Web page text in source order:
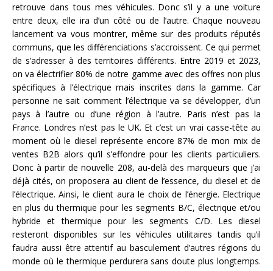
retrouve dans tous mes véhicules. Donc s’il y a une voiture
entre deux, elle ira d’un côté ou de l’autre. Chaque nouveau
lancement va vous montrer, même sur des produits réputés
communs, que les différenciations s’accroissent. Ce qui permet
de s’adresser à des territoires différents. Entre 2019 et 2023,
on va électrifier 80% de notre gamme avec des offres non plus
spécifiques à l’électrique mais inscrites dans la gamme. Car
personne ne sait comment l’électrique va se développer, d’un
pays à l’autre ou d’une région à l’autre. Paris n’est pas la
France. Londres n’est pas le UK. Et c’est un vrai casse-tête au
moment où le diesel représente encore 87% de mon mix de
ventes B2B alors qu’il s’effondre pour les clients particuliers.
Donc à partir de nouvelle 208, au-delà des marqueurs que j’ai
déjà cités, on proposera au client de l’essence, du diesel et de
l’électrique. Ainsi, le client aura le choix de l’énergie. Electrique
en plus du thermique pour les segments B/C, électrique et/ou
hybride et thermique pour les segments C/D. Les diesel
resteront disponibles sur les véhicules utilitaires tandis qu’il
faudra aussi être attentif au basculement d’autres régions du
monde où le thermique perdurera sans doute plus longtemps.